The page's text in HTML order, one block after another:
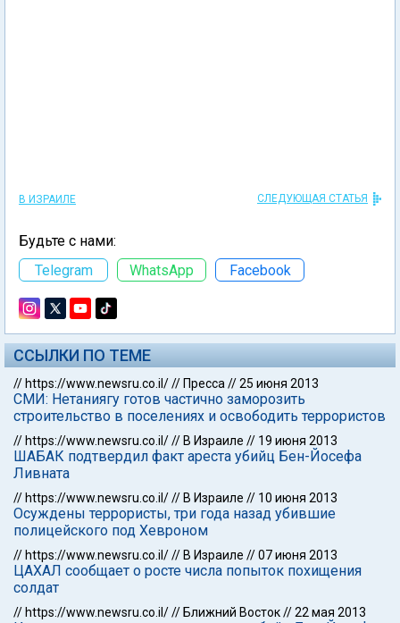
В ИЗРАИЛЕ СЛЕДУЮЩАЯ СТАТЬЯ
Будьте с нами:
Telegram
WhatsApp Facebook
ССЫЛКИ ПО ТЕМЕ
// https://www.newsru.co.il/// Пресса //25 июня 2013
СМИ: Нетаниягу готов частично заморозить
строительство в поселениях и освободить террористов
// https://www.newsru.co.il/// В Израиле // 19 июня 2013
ШАБАК подтвердил факт ареста убийц Бен-Йосефа
Ливната
// https://www.newsru.co.il/// В Израиле // 10 июня 2013
Осуждены террористы, три года назад убившие
полицейского под Хевроном
// https://www.newsru.co.il/// В Израиле //07 июня 2013
ЦАХАЛ сообщает о росте числа попыток похищения
солдат
// https://www.newsru.co.il/// Ближний Восток//22 мая 2013